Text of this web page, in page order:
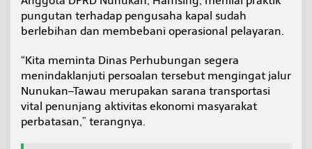
pungutan terhadap pengusaha kapal sudah
berlebihan dan membebani operasional pelayaran.
“Kita meminta Dinas Perhubungan segera
menindaklanjuti persoalan tersebut mengingat jalur
Nunukan–Tawau merupakan sarana transportasi
vital penunjang aktivitas ekonomi masyarakat
perbatasan,” terangnya.